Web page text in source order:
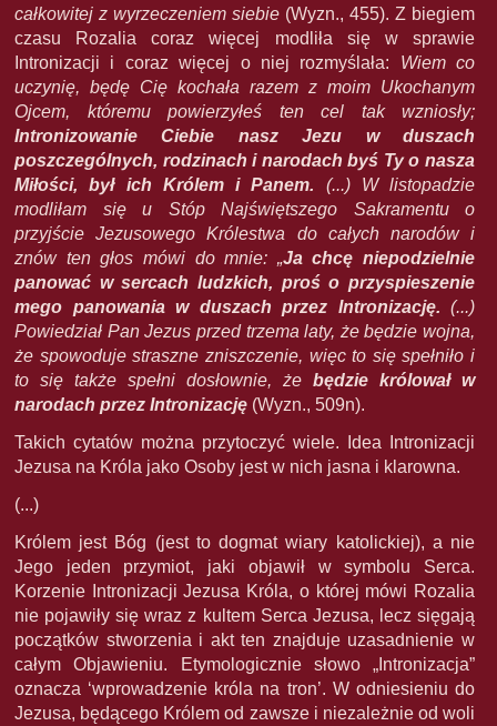
całkowitej z wyrzeczeniem siebie (Wyzn., 455). Z biegiem
czasu Rozalia coraz więcej modliła się w sprawie
Intronizacji i coraz więcej o niej rozmyślała: Wiem co
uczynię, będę Cię kochała razem z moim Ukochanym
Ojcem, któremu powierzyłeś ten cel tak wzniosły;
Intronizowanie Ciebie nasz Jezu w duszach
poszczególnych, rodzinach i narodach byś Ty o nasza
Miłości, był ich Królem i Panem. (...) W listopadzie
modliłam się u Stóp Najświętszego Sakramentu o
przyjście Jezusowego Królestwa do całych narodów i
znów ten głos mówi do mnie: „Ja chcę niepodzielnie
panować w sercach ludzkich, proś o przyspieszenie
mego panowania w duszach przez Intronizację. (...)
Powiedział Pan Jezus przed trzema laty, że będzie wojna,
że spowoduje straszne zniszczenie, więc to się spełniło i
to się także spełni dosłownie, że będzie królował w
narodach przez Intronizację (Wyzn., 509n).
Takich cytatów można przytoczyć wiele. Idea Intronizacji
Jezusa na Króla jako Osoby jest w nich jasna i klarowna.
(...)
Królem jest Bóg (jest to dogmat wiary katolickiej), a nie
Jego jeden przymiot, jaki objawił w symbolu Serca.
Korzenie Intronizacji Jezusa Króla, o której mówi Rozalia
nie pojawiły się wraz z kultem Serca Jezusa, lecz sięgają
początków stworzenia i akt ten znajduje uzasadnienie w
całym Objawieniu. Etymologicznie słowo „Intronizacja”
oznacza ‘wprowadzenie króla na tron’. W odniesieniu do
Jezusa, będącego Królem od zawsze i niezależnie od woli